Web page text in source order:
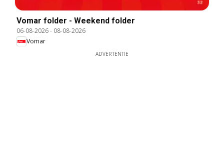
Vomar folder - Weekend folder
06-08-2026- 08-08-2026
Vomar
ADVERTENTIE